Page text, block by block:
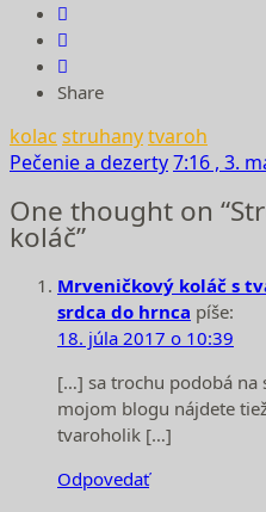
Share
kolac struhanytvaroh
Pečenie a dezerty7:16 , 3.
One thought on
koláč”
Mrveničkový koláč s
srdca do hrnca píše:
18. júla 2017 o 10:39
[…] sa trochu podobá na
mojom blogu nájdete
tvaroholik […]
Odpovedať